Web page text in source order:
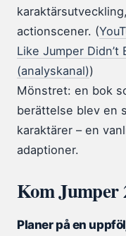
actionscener. (
Like Jumper Didn’t
(analyskanal))
Mönstret: en bok
berättelse blev en
karaktärer – en
adaptioner.
Kom Jumper
Planer på en